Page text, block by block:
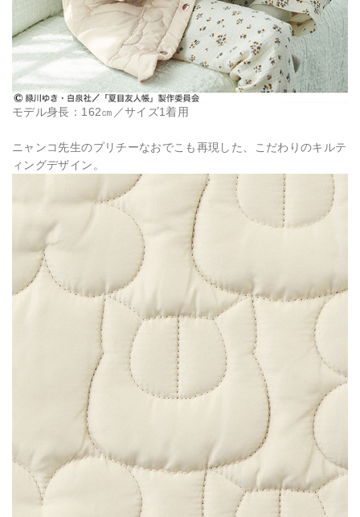
モデル身長：162㎝／サイズ1着用
ニャンコ先生のプリチーなおでこも再現した、こだわりのキルテ
ィングデザイン。